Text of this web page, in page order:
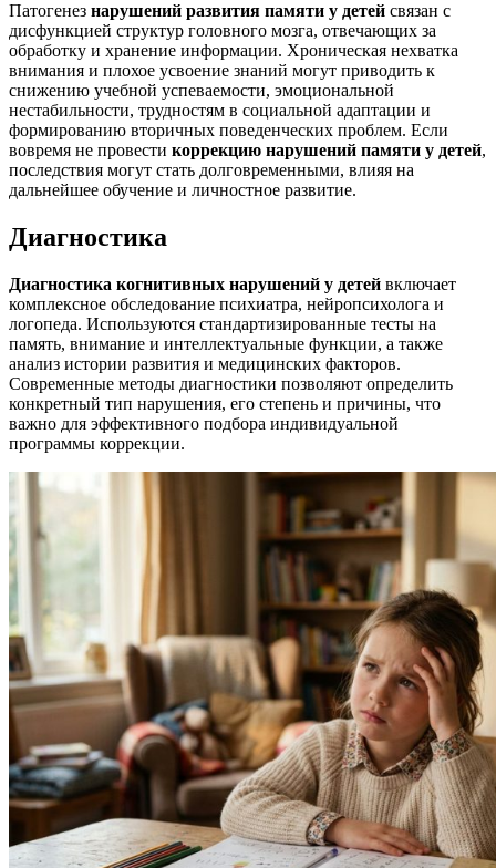
Патогенез нарушений развития памяти у детей связан с
дисфункцией структур головного мозга, отвечающих за
обработку и хранение информации. Хроническая нехватка
внимания и плохое усвоение знаний могут приводить к
снижению учебной успеваемости, эмоциональной
нестабильности, трудностям в социальной адаптации и
формированию вторичных поведенческих проблем. Если
вовремя не провести коррекцию нарушений памяти у детей,
последствия могут стать долговременными, влияя на
дальнейшее обучение и личностное развитие.
Диагностика
Диагностика когнитивных нарушений у детей включает
комплексное обследование психиатра, нейропсихолога и
логопеда. Используются стандартизированные тесты на
память, внимание и интеллектуальные функции, а также
анализ истории развития и медицинских факторов.
Современные методы диагностики позволяют определить
конкретный тип нарушения, его степень и причины, что
важно для эффективного подбора индивидуальной
программы коррекции.